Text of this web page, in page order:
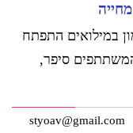
במילואים התפתח
סיפר,
styoav@gmail.com